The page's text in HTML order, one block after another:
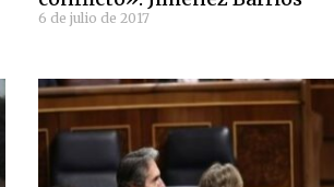
6 de julio de 2017